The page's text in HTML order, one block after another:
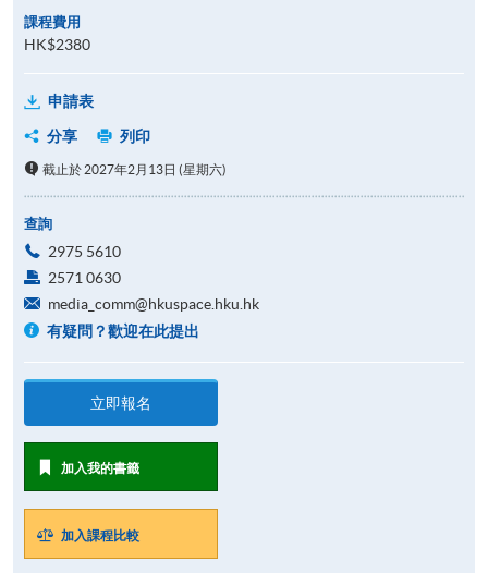
課程費用
HK$2380
申請表
分享
列印
截止於 2027年2月13日 (星期六)
查詢
2975 5610
2571 0630
media_comm@hkuspace.hku.hk
有疑問？歡迎在此提出
立即報名
加入我的書籤
加入課程比較